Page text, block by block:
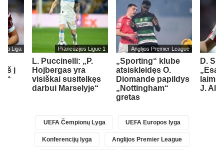
La Liga
į
Prancūzijos Ligue 1
L. Puccinelli: „P.
Hojbergas yra
visiškai susitelkęs
darbui Marselyje“
Anglijos Premier League
„Sporting“ klube
atsiskleidęs O.
Diomande papildys
„Nottingham“
gretas
D.
J.
UEFA Čempionų Lyga UEFA Europos lyga
Konferencijų lyga Anglijos Premier League